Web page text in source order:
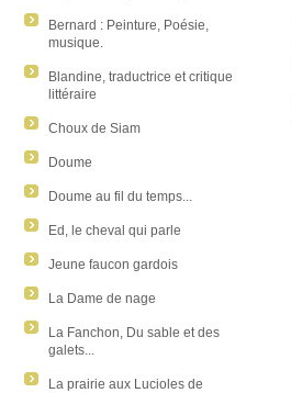
Bernard : Peinture, Poésie,
musique.
Blandine, traductrice et critique
littéraire
Choux de Siam
Doume
Doume au fil du temps...
Ed, le cheval qui parle
Jeune faucon gardois
La Dame de nage
La Fanchon, Du sable et des
galets...
La prairie aux Lucioles de